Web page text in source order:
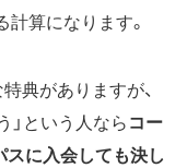
算になります。
典がありますが、
」という人なら コー
に入会しても決し